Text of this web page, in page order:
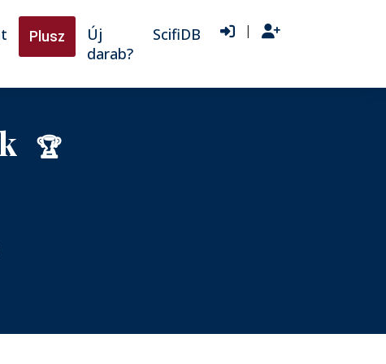
Plusz
Új
darab?
ScifiDB |
🏆